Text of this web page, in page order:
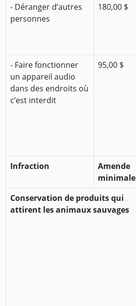
- Déranger d’autres
personnes
180,00 $
- Faire fonctionner
un appareil audio
dans des endroits où
c’est interdit
95,00 $
Infraction
Amende
minimale
Conservation de produits qui
attirent les animaux sauvages